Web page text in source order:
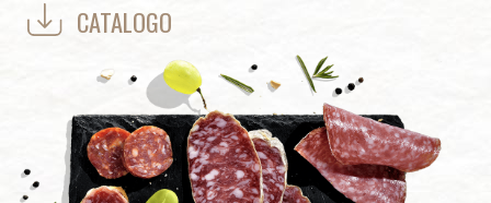
CATALOGO